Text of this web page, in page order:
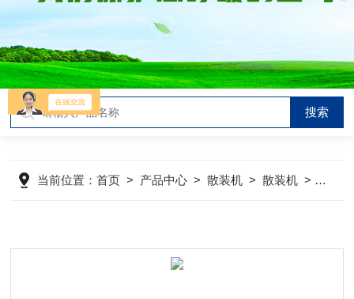
当前位置：首页 > 产品中心 >散装机 >散装机 > 仓底